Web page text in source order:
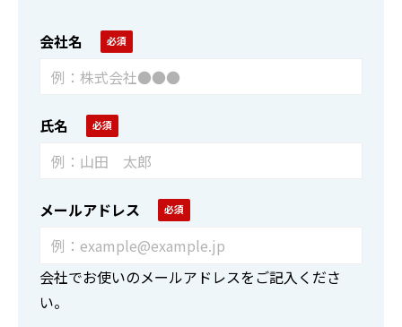
会社名
氏名
メールアドレス
会社でお使いのメールアドレスをご記入くださ
い。